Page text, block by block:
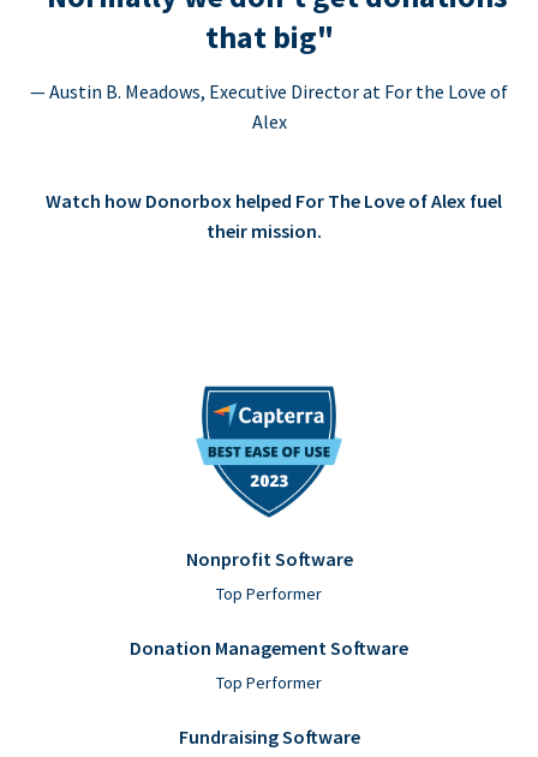
that big"
— Austin B. Meadows, Executive Director at For the Love of
Alex
Watch how Donorbox helped For The Love of Alex fuel
their mission.
Nonprofit Software
Top Performer
Donation Management Software
Top Performer
Fundraising Software